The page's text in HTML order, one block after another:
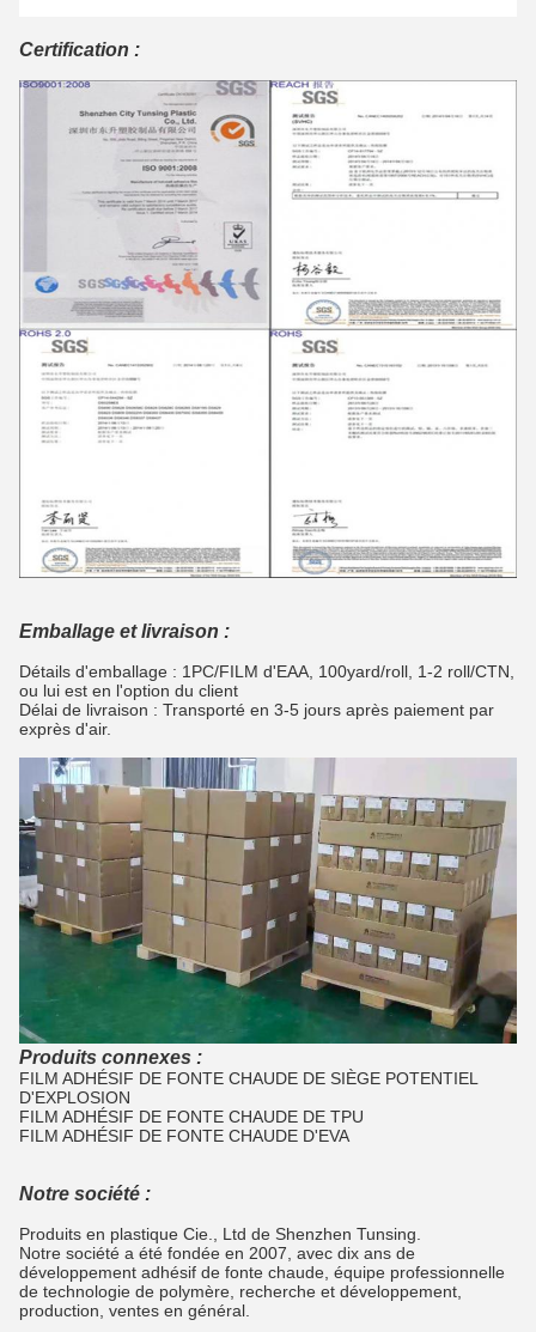
Certification :
Emballage et livraison :
Détails d'emballage : 1PC/FILM d'EAA, 100yard/roll, 1-2 roll/CTN,
ou lui est en l'option du client
Délai de livraison : Transporté en 3-5 jours après paiement par
exprès d'air.
Produits connexes :
FILM ADHÉSIF DE FONTE CHAUDE DE SIÈGE POTENTIEL
D'EXPLOSION
FILM ADHÉSIF DE FONTE CHAUDE DE TPU
FILM ADHÉSIF DE FONTE CHAUDE D'EVA
Notre société :
Produits en plastique Cie., Ltd de Shenzhen Tunsing.
Notre société a été fondée en 2007, avec dix ans de
développement adhésif de fonte chaude, équipe professionnelle
de technologie de polymère, recherche et développement,
production, ventes en général.